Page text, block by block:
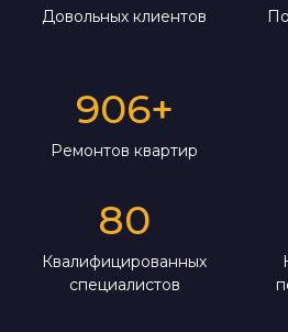
Довольных клиентов
906+
Ремонтов квартир
80
Квалифицированных
специалистов